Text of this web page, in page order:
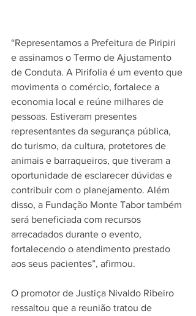
“Representamos a Prefeitura de Piripiri
e assinamos o Termo de Ajustamento
de Conduta. A Pirifolia é um evento que
movimenta o comércio, fortalece a
economia local e reúne milhares de
pessoas. Estiveram presentes
representantes da segurança pública,
do turismo, da cultura, protetores de
animais e barraqueiros, que tiveram a
oportunidade de esclarecer dúvidas e
contribuir com o planejamento. Além
disso, a Fundação Monte Tabor também
será beneficiada com recursos
arrecadados durante o evento,
fortalecendo o atendimento prestado
aos seus pacientes”, afirmou.
O promotor de Justiça Nivaldo Ribeiro
ressaltou que a reunião tratou de